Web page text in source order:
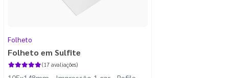
Folheto
Folheto em Sulfite
(17 avaliações)